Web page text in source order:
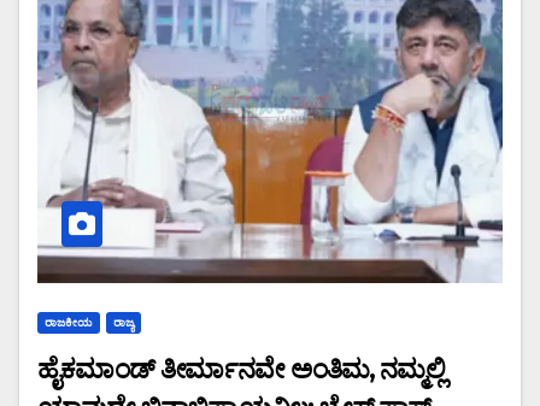
ರಾಜಕೀಯ ರಾಜ್ಯ
ಹೈಕಮಾಂಡ್ ತೀರ್ಮಾನವೇ ಅಂತಿಮ, ನಮ್ಮಲ್ಲಿ